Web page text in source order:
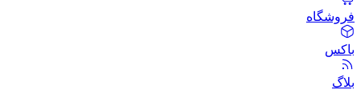
فروشگاه
باکس
بلاگ